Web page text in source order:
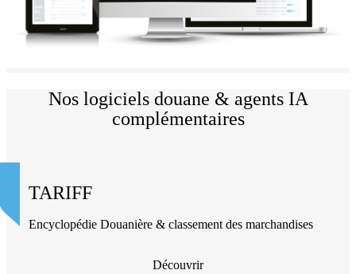
Nos logiciels douane & agents IA
complémentaires
TARIFF
Encyclopédie Douanière & classement des marchandises
Découvrir